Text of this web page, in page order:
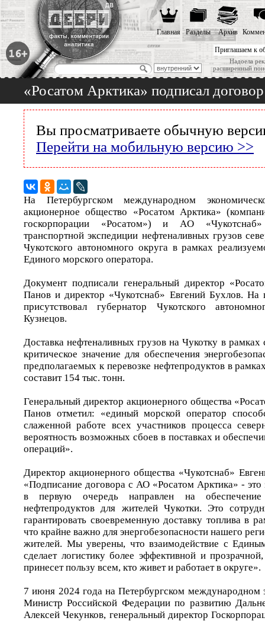
Приглашаем к
Надоела
расширенный
Главная Разделы Архив
«Росатом Арктика» подписал
Вы просматриваете обычную
Перейти на мобильную версию >>
На Петербургском международном
акционерное общество «Росатом Арктика»
госкорпорации «Росатом») и AO
транспортной экспедиции нефтеналивных грузов
Чукотского автономного округа в рамках
Единого морского оператора.
Документ подписали генеральный директор
Панов и директор «Чукотснаб» Евгений Бухлов. На
присутствовал губернатор Чукотского
Кузнецов.
Доставка нефтеналивных грузов на Чукотку в рамках
критическое значение для обеспечения
предполагаемых к перевозке нефтепродуктов в
составит 154 тыс. тонн.
Генеральный директор акционерного общества
Панов отметил: «единый морской оператор
слаженной работе всех участников процесса
вероятность возможных сбоев в поставках и
операций».
Директор акционерного общества «Чукотснаб»
«Подписание договора с АО «Росатом Арктика» -
в первую очередь направлен на
нефтепродуктов для жителей Чукотки. Это
гарантировать своевременную доставку топлива в
что крайне важно для энергобезопасности нашего
жителей. Мы уверены, что взаимодействие с
сделает логистику более эффективной и
принесет пользу всем, кто живет и работает в округе».
7 июня 2024 года на Петербургском международном
Министр Российской Федерации по развитию
Алексей Чекунков, генеральный директор